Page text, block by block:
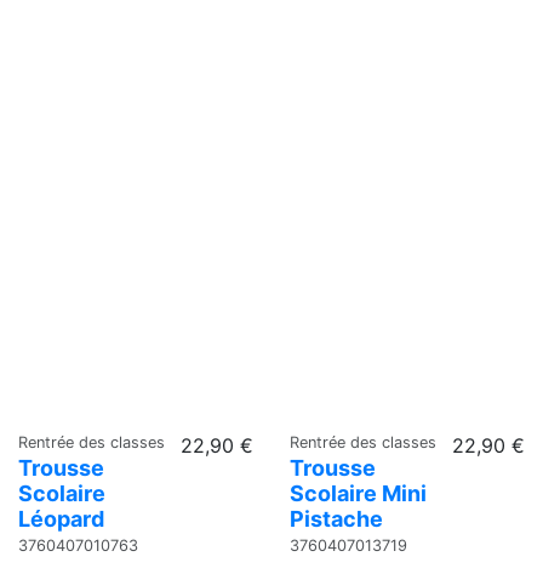
Rentrée des classes
Trousse
Scolaire
Léopard
3760407010763
22,90 € Rentrée des classes
Trousse
Scolaire Mini
Pistache
3760407013719
22,90 €